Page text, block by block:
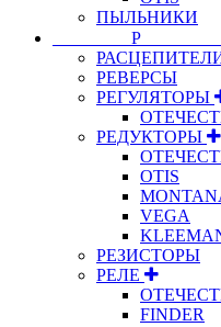
ПЫЛЬНИКИ
РЕВЕРСЫ
РЕГУЛЯТОРЫ
РЕДУКТОРЫ
OTIS
VEGA
РЕЗИСТОРЫ
РЕЛЕ
FINDER